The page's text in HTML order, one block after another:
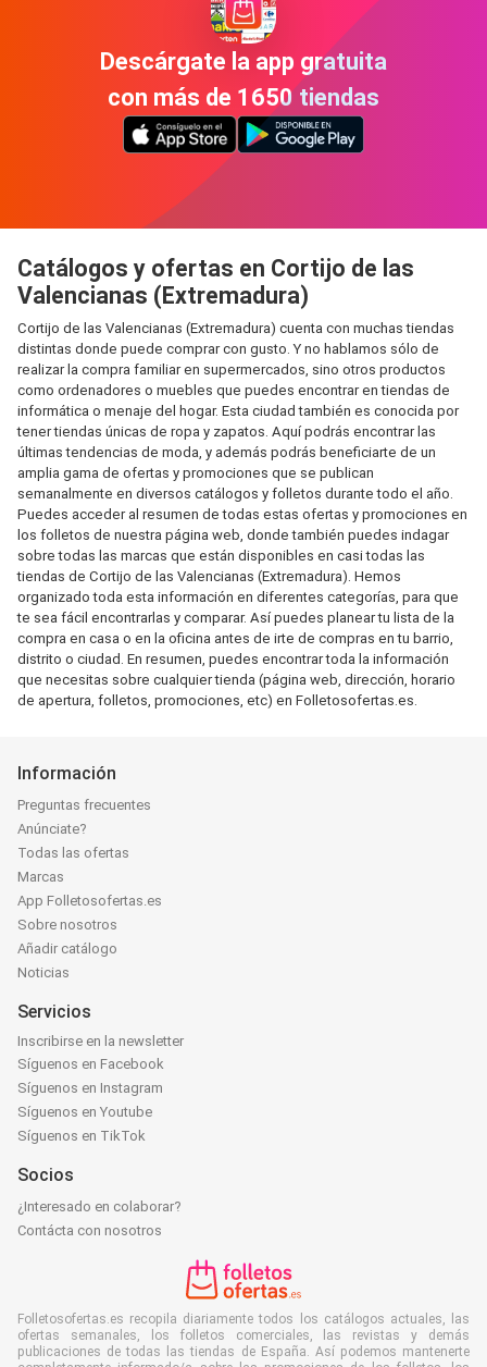
Descárgate la app gratuita
con más de 1650 tiendas
Catálogos y ofertas en Cortijo de las
Valencianas (Extremadura)
Cortijo de las Valencianas (Extremadura) cuenta con muchas tiendas
distintas donde puede comprar con gusto. Y no hablamos sólo de
realizar la compra familiar en supermercados, sino otros productos
como ordenadores o muebles que puedes encontrar en tiendas de
informática o menaje del hogar. Esta ciudad también es conocida por
tener tiendas únicas de ropa y zapatos. Aquí podrás encontrar las
últimas tendencias de moda, y además podrás beneficiarte de un
amplia gama de ofertas y promociones que se publican
semanalmente en diversos catálogos y folletos durante todo el año.
Puedes acceder al resumen de todas estas ofertas y promociones en
los folletos de nuestra página web, donde también puedes indagar
sobre todas las marcas que están disponibles en casi todas las
tiendas de Cortijo de las Valencianas (Extremadura). Hemos
organizado toda esta información en diferentes categorías, para que
te sea fácil encontrarlas y comparar. Así puedes planear tu lista de la
compra en casa o en la oficina antes de irte de compras en tu barrio,
distrito o ciudad. En resumen, puedes encontrar toda la información
que necesitas sobre cualquier tienda (página web, dirección, horario
de apertura, folletos, promociones, etc) en Folletosofertas.es.
Información
Preguntas frecuentes
Anúnciate?
Todas las ofertas
Marcas
App Folletosofertas.es
Sobre nosotros
Añadir catálogo
Noticias
Servicios
Inscribirse en la newsletter
Síguenos en Facebook
Síguenos en Instagram
Síguenos en Youtube
Síguenos en TikTok
Socios
¿Interesado en colaborar?
Contácta con nosotros
Folletosofertas.es recopila diariamente todos los catálogos actuales, las
ofertas semanales, los folletos comerciales, las revistas y demás
publicaciones de todas las tiendas de España. Así podemos mantenerte